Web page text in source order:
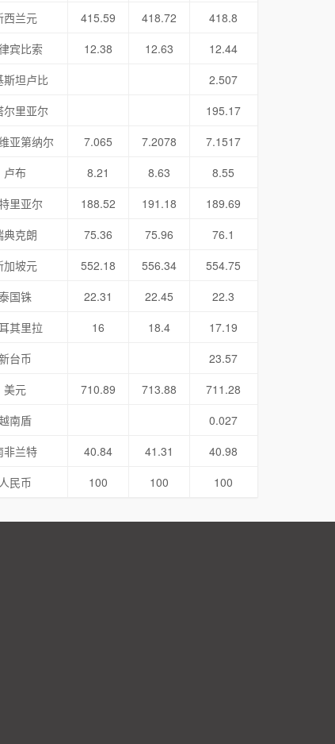
西兰元
415.59 418.72
418.8
宾比索
12.38 12.63
12.44
斯坦卢比
2.507
尔里亚尔
195.17
亚第纳尔
7.065 7.2078
7.1517
卢布
8.21 8.63
8.55
里亚尔
188.52 191.18
189.69
典克朗
75.36 75.96
76.1
加坡元
552.18 556.34
554.75
国铢
22.31 22.45
22.3
其里拉
16 18.4
17.19
台币
23.57
美元
710.89 713.88
711.28
南盾
0.027
非兰特
40.84 41.31
40.98
人民币
100 100 100